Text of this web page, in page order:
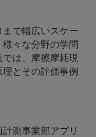
で幅広いスケー
々な分野の学問
は、摩擦摩耗現
とその評価事例
測事業部アプリ